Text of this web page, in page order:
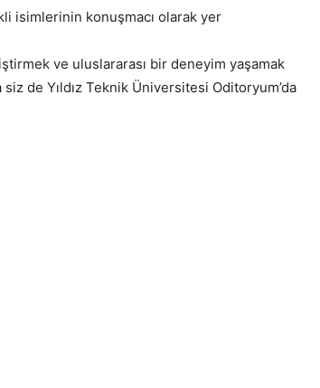
isimlerinin konuşmacı olarak yer
ve uluslararası bir deneyim yaşamak
de Yıldız Teknik Üniversitesi Oditoryum’da